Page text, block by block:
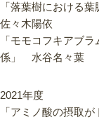
「落葉樹における
佐々木陽依
「モモコフキアブ
係」 水谷名々葉
2021年度
「アミノ酸の摂取